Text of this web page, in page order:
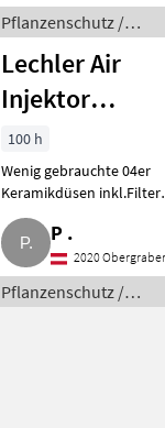
Comfort-Paket mit
vom Traktor
Pflanzenschutz /
Feldspritzen
Lechler Air
Injektor
IDTA 120 04 C
100 h
Wenig gebrauchte 04er
Keramikdüsen inkl.Filter
abzugeben (42 Stk.). Sie
stammen von einer 21 m
Feldspritze mit der ca.
Fungizid ausgebracht
Die Düsen
P .
2020
Pflanzenschutz /
Feldspritzen